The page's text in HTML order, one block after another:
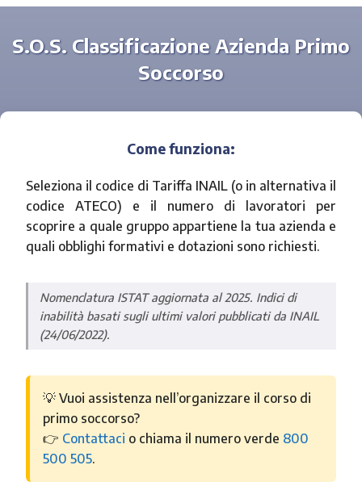
S.O.S. Classificazione Azienda Primo
Soccorso
Come funziona:
Seleziona il codice di Tariffa INAIL (o in alternativa il
codice ATECO) e il numero di lavoratori per
scoprire a quale gruppo appartiene la tua azienda e
quali obblighi formativi e dotazioni sono richiesti.
Nomenclatura ISTAT aggiornata al 2025. Indici di
inabilità basati sugli ultimi valori pubblicati da INAIL
(24/06/2022).
💡 Vuoi assistenza nell’organizzare il corso di
primo soccorso?
👉 Contattaci o chiama il numero verde 800
500 505.